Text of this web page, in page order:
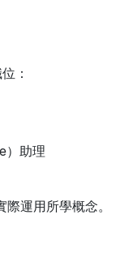
：
助理
運用所學概念。